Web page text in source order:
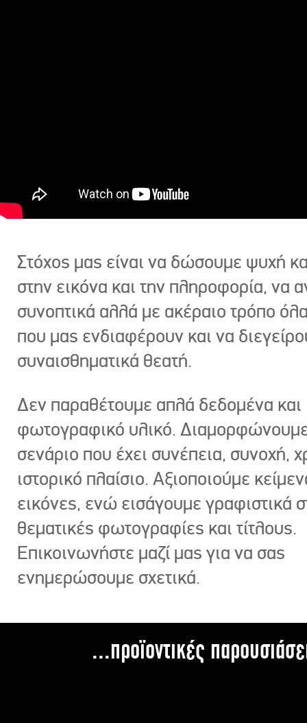
Στόχος μας είναι να δώσουμε ψυχή
στην εικόνα και την πληροφορία, να
συνοπτικά αλλά με ακέραιο τρόπο
που μας ενδιαφέρουν και να
συναισθηματικά θεατή.
Δεν παραθέτουμε απλά δεδομένα και
φωτογραφικό υλικό.
σενάριο που έχει συνέπεια, συνοχή,
ιστορικό πλαίσιο. Αξιοποιούμε
εικόνες, ενώ εισάγουμε γραφιστικά
θεματικές φωτογραφίες και τίτλους.
Επικοινωνήστε μαζί μας για να σας
ενημερώσουμε σχετικά.
...προϊοντικές